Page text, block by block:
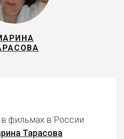
фильмах в России
Тарасова